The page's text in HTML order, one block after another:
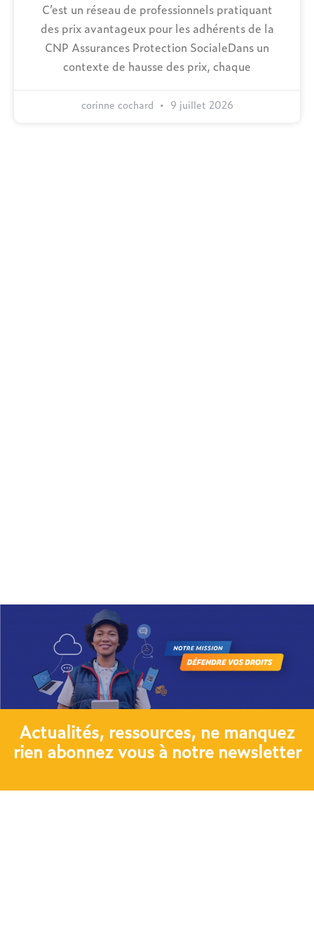
C’est un réseau de professionnels pratiquant
des prix avantageux pour les adhérents de la
CNP Assurances Protection SocialeDans un
contexte de hausse des prix, chaque
corinne cochard 9 juillet 2026
Actualités, ressources, ne manquez
rien abonnez vous à notre newsletter​